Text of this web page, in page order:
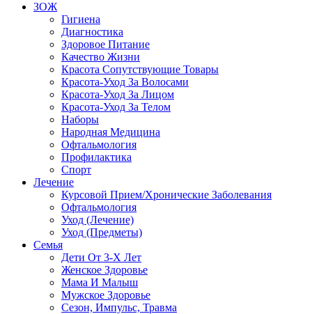
ЗОЖ
Гигиена
Диагностика
Здоровое Питание
Качество Жизни
Красота Сопутствующие Товары
Красота-Уход За Волосами
Красота-Уход За Лицом
Красота-Уход За Телом
Наборы
Народная Медицина
Офтальмология
Профилактика
Спорт
Лечение
Курсовой Прием/Хронические Заболевания
Офтальмология
Уход (Лечение)
Уход (Предметы)
Семья
Дети От 3-Х Лет
Женское Здоровье
Мама И Малыш
Мужское Здоровье
Сезон, Импульс, Травма